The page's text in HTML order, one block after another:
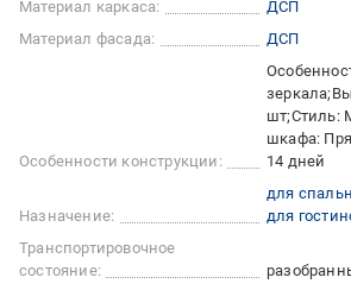
Материал каркаса:
ДСП
Материал фасада:
ДСП
Особенности конструкции:
шт;Стиль:
шкафа:
14 дней
Назначение:
для
для
Транспортировочное
состояние: